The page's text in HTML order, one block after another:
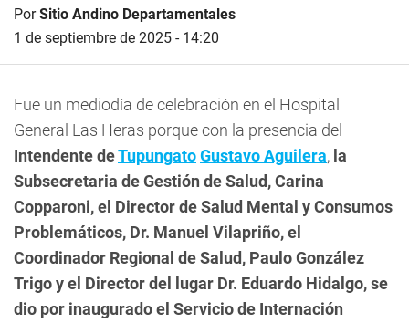
PorSitio Andino Departamentales
1 de septiembre de 2025 - 14:20
Fue un mediodía de celebración en el Hospital
General Las Heras porque con la presencia del
Intendente deTupungatoGustavo Aguilera, la
Subsecretaria de Gestión deSalud, Carina
Copparoni, el Director de Salud Mental y Consumos
Problemáticos, Dr. Manuel Vilapriño, el
Coordinador Regional de Salud, Paulo González
Trigo y el Director del lugar Dr. Eduardo Hidalgo, se
dio por inaugurado el Servicio de Internación